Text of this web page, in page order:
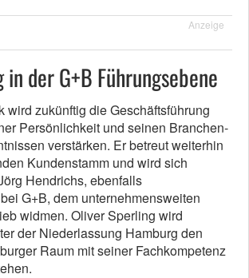
Anzeige
der G+B Führungsebene
wird zukünftig die Geschäftsführung
Persönlichkeit und seinen Branchen-
verstärken. Er betreut weiterhin
Kundenstamm und wird sich
Hendrichs, ebenfalls
G+B, dem unternehmensweiten
widmen. Oliver Sperling wird
der Niederlassung Hamburg den
Raum mit seiner Fachkompetenz